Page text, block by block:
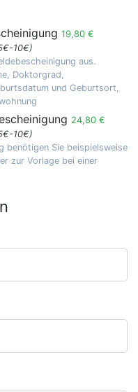
19,80 €
10€)
aus.
Doktorgrad,
und Geburtsort,
24,80 €
10€)
benötigen Sie beispielsweise
zur Vorlage bei einer